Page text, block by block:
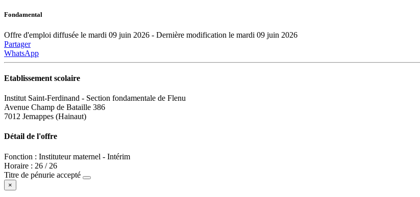
Fondamental
Offre d'emploi diffusée le mardi 09 juin 2026 - Dernière modification le mardi 09 juin 2026
Partager
WhatsApp
Etablissement scolaire
Institut Saint-Ferdinand - Section fondamentale de Flenu
Avenue Champ de Bataille 386
7012 Jemappes (Hainaut)
Détail de l'offre
Fonction : Instituteur maternel - Intérim
Horaire : 26 / 26
Titre de pénurie accepté
×